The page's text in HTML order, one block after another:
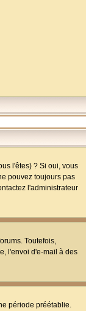
l'êtes) ? Si oui, vous
pouvez toujours pas
l'administrateur
Toutefois,
l'envoi d'e-mail à des
période préétablie.